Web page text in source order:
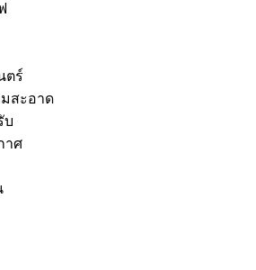
ตร์
สะอาด
บ
าศ